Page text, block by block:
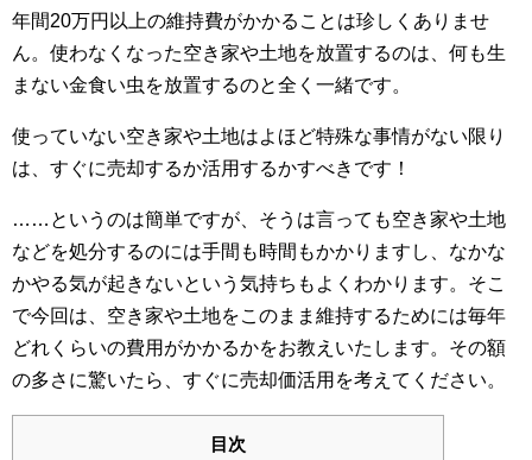
年間20万円以上の維持費がかかることは珍しくありませ
ん。使わなくなった空き家や土地を放置するのは、何も生
まない金食い虫を放置するのと全く一緒です。
使っていない空き家や土地はよほど特殊な事情がない限り
は、すぐに売却するか活用するかすべきです！
……というのは簡単ですが、そうは言っても空き家や土地
などを処分するのには手間も時間もかかりますし、なかな
かやる気が起きないという気持ちもよくわかります。そこ
で今回は、空き家や土地をこのまま維持するためには毎年
どれくらいの費用がかかるかをお教えいたします。その額
の多さに驚いたら、すぐに売却価活用を考えてください。
目次